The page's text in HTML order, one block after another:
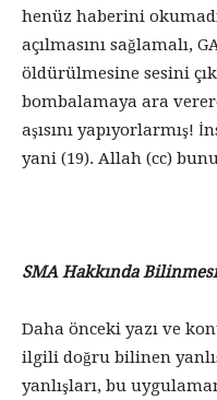
henüz haberini
açılmasını sağlamalı,
öldürülmesine sesini
bombalamaya ara
aşısını
yani (19). Allah (cc)
SMA Hakkında
Daha önceki yazı ve
ilgili doğru bilinen
yanlışları, bu